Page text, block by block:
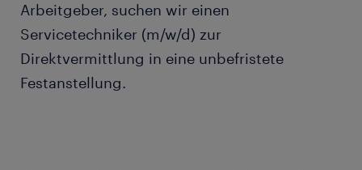
Arbeitgeber, suchen wir einen
Servicetechniker (m/w/d) zur
Direktvermittlung in eine unbefristete
Festanstellung.